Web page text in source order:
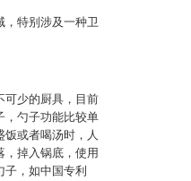
，特别涉及一种卫
可少的厨具，目前
，勺子功能比较单
饭或者喝汤时，人
，掉入锅底，使用
，如中国专利